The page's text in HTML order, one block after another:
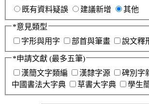
既有資料疑誤
建議新增 其他
*意見類型
字形與用字
部首與筆畫 說文釋
*申請文獻 (最多五筆)
漢簡文字類編
漢隸字源 碑別字
中國書法大字典
草書大字典 學生